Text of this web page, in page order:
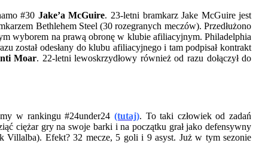
#30 Jake’a McGuire. 23-letni bramkarz Jake McGuire jest
Bethlehem Steel (30 rozegranych meczów). Przedłużono
wyborem na prawą obronę w klubie afiliacyjnym. Philadelphia
został odesłany do klubu afiliacyjnego i tam podpisał kontrakt
Moar. 22-letni lewoskrzydłowy również od razu dołączył do
w rankingu #24under24 (tutaj). To taki człowiek od zadań
ciężar gry na swoje barki i na początku grał jako defensywny
Villalba). Efekt? 32 mecze, 5 goli i 9 asyst. Już w tym sezonie